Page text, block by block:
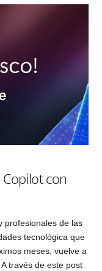
con
profesionales de las
tecnológica que
meses, vuelve a
través de este post